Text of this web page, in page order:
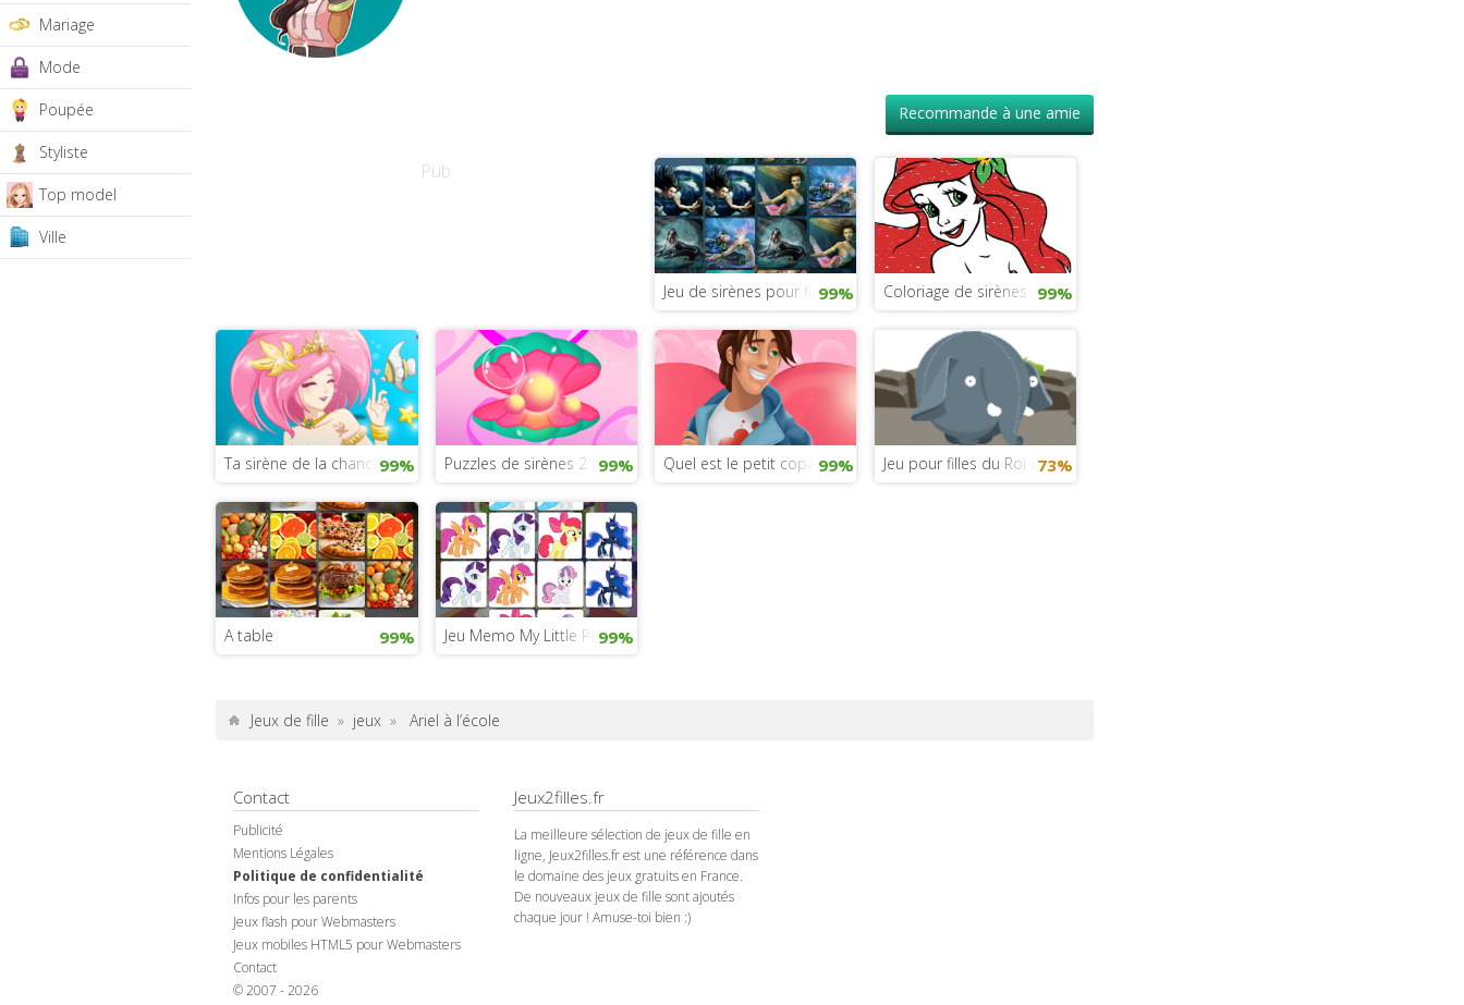
Mariage
Mode
Poupée
Styliste
Top model
Ville
Recommande à une amie
Pub
Jeu de sirènes pour filles99% Coloriage de sirènes 99%
Ta sirène de la chance99% Puzzles de sirènes 2 99% Quel est le petit copain idéal ?
99% Jeu pour filles du Roi Lion 2019
73%
A table 99% Jeu Memo My Little Pony99%
Jeux de fille » jeux » Ariel à l’école
Contact
Publicité
Mentions Légales
Politique de confidentialité
Infos pour les parents
Jeux flash pour Webmasters
Jeux mobiles HTML5 pour Webmasters
Contact
© 2007 - 2026
Jeux2filles.fr
La meilleure sélection de jeux de fille en
ligne, Jeux2filles.fr est une référence dans
le domaine des jeux gratuits en France.
De nouveaux jeux de fille sont ajoutés
chaque jour ! Amuse-toi bien :)